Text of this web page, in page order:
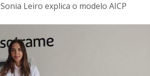
Leiro explica o modelo AICP